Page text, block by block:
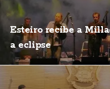
Esteiro recibe a
a eclipse